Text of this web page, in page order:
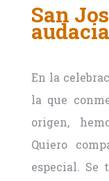
San
audacia
En la
la que
origen,
Quiero
especial. Se